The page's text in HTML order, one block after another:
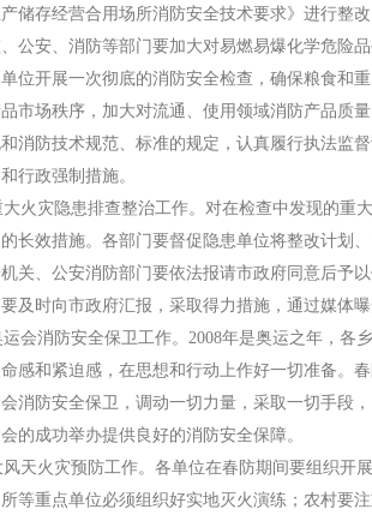
储存经营合用场所消防安全技术要求》进行整
公安、消防等部门要加大对易燃易爆化学危险
位开展一次彻底的消防安全检查，确保粮食和
市场秩序，加大对流通、使用领域消防产品质
消防技术规范、标准的规定，认真履行执法监
行政强制措施。
火灾隐患排查整治工作。对在检查中发现的重
长效措施。各部门要督促隐患单位将整改计划
关、公安消防部门要依法报请市政府同意后予
及时向市政府汇报，采取得力措施，通过媒体
会消防安全保卫工作。2008年是奥运之年，各
感和紧迫感，在思想和行动上作好一切准备。
消防安全保卫，调动一切力量，采取一切手段
的成功举办提供良好的消防安全保障。
天火灾预防工作。各单位在春防期间要组织开
等重点单位必须组织好实地灭火演练；农村要